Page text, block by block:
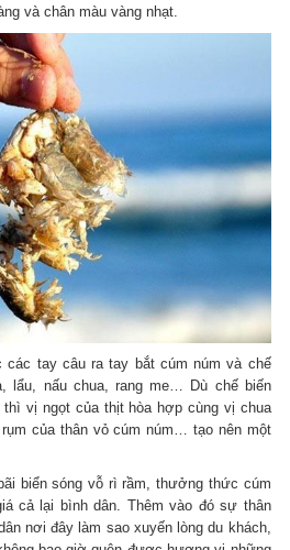
và chân màu vàng nhạt.
các tay câu ra tay bắt cúm núm và chế
lẩu, nấu chua, rang me… Dù chế biến
vị ngọt của thịt hòa hợp cùng vị chua
của thân vỏ cúm núm… tạo nên một
biển sóng vỗ rì rầm, thưởng thức cúm
cả lại bình dân. Thêm vào đó sự thân
nơi đây làm sao xuyến lòng du khách,